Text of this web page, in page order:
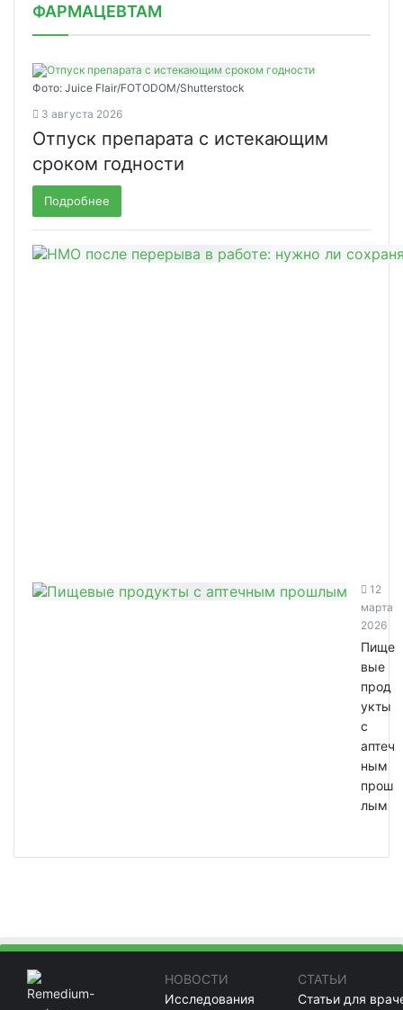
ФАРМАЦЕВТАМ
Фото: Juice Flair/FOTODOM/Shutterstoсk
3 августа 2026
Отпуск препарата с истекающим
сроком годности
Подробнее
12
марта
2026
Пище
вые
прод
укты
с
аптеч
ным
прош
лым
НОВОСТИ
Исследования
СТАТЬИ
Статьи для